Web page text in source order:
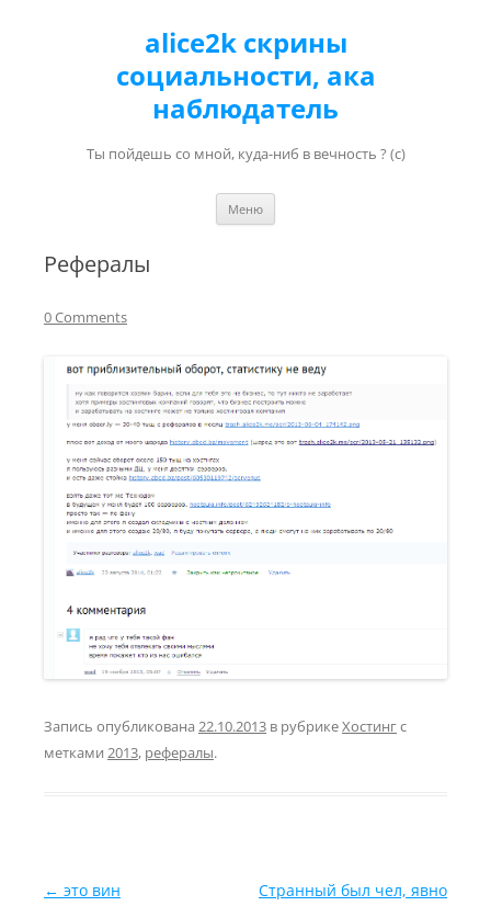
alice2k скрины
социальности, ака
наблюдатель
Ты пойдешь со мной, куда-ниб в вечность ? (с)
Меню
Рефералы
0 Comments
Запись опубликована 22.10.2013 в рубрикеХостингс
метками 2013, рефералы.
Навигация по записям
← это вин
Странный был чел, явно